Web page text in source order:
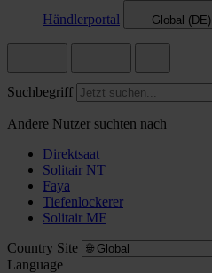
Händlerportal
Global (DE)
Suchbegriff
Andere Nutzer suchten nach
Direktsaat
Solitair NT
Faya
Tiefenlockerer
Solitair MF
Country Site
Language